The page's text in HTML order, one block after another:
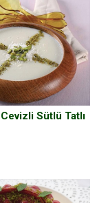
Sütlü Tatlı